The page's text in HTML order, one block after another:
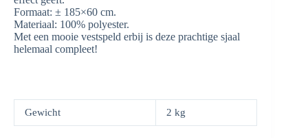
Formaat: ± 185×60 cm.
Materiaal: 100% polyester.
Met een mooie vestspeld erbij is deze prachtige sjaal
helemaal compleet!
Gewicht 2 kg